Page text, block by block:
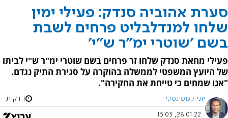
סערת אהוביה סנדק: פעילי ימין
שלחו למנדלבליט פרחים לשבת
בשם 'שוטרי ימ"ר ש"י'
פעילי מחאת סנדק שלחו זר פרחים בשם שוטרי ימ"ר ש"י לביתו
של היועץ המשפטי לממשלה בהוקרה על סגירת התיק נגדם.
"אנו שמחים כי טייחת את החקירה".
יוני קמפינסקי 1 דקות
28.01.22, 15:03